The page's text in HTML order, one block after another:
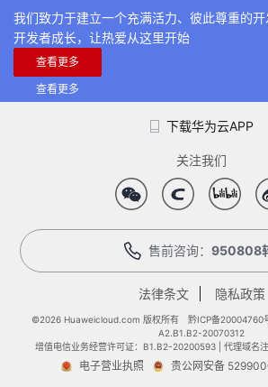
我们致力于建立一个充满活力、彼此尊重的
开发者成长，让热爱从这里开始
查看更多
查看更多
下载华为云APP
关注我们
售前咨询： 950808
法律条文 隐私政策
©2026 Huaweicloud.com 版权所有 黔ICP备20004760
A2.B1.B2-20070312
增值电信业务经营许可证：B1.B2-20200593 | 代理域名
电子营业执照 贵公网安备